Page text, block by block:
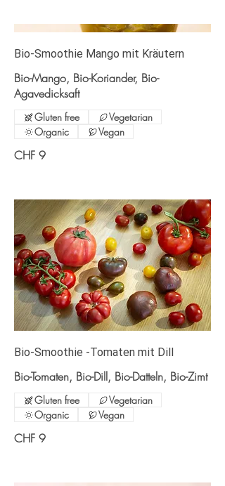
Bio-Smoothie Mango mit Kräutern
Bio-Mango, Bio-Koriander, Bio-
Agavedicksaft
CHF 9
Gluten free
Vegetarian
Organic
Vegan
Bio-Smoothie -Tomaten mit Dill
Bio-Tomaten, Bio-Dill, Bio-Datteln, Bio-Zimt
CHF 9
Gluten free
Vegetarian
Organic
Vegan